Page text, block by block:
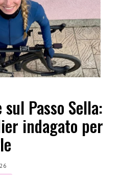
Passo Sella:
indagato per